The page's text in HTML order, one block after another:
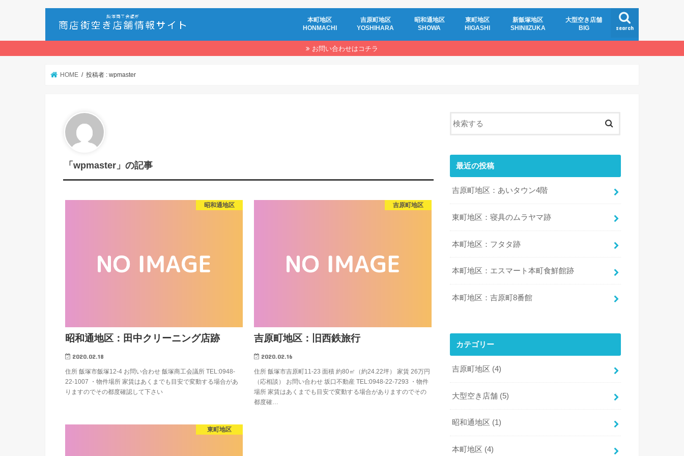
search
本町地区
HONMACHI
吉原町地区
YOSHIHARA
昭和通地区
SHOWA
東町地区
HIGASHI
新飯塚地区
SHINIIZUKA
大型空き店舗
BIG
お問い合わせはコチラ
HOME 投稿者 : wpmaster
「wpmaster」の記事
昭和通地区
昭和通地区：田中クリーニング店跡
2020.02.18
住所 飯塚市飯塚12-4 お問い合わせ 飯塚商工会議所 TEL:0948-
22-1007 ・物件場所 家賃はあくまでも目安で変動する場合があ
りますのでその都度確認して下さい
吉原町地区
吉原町地区：旧西鉄旅行
2020.02.16
住所 飯塚市吉原町11-23 面積 約80㎡（約24.22坪） 家賃 26万円
（応相談） お問い合わせ 坂口不動産 TEL:0948-22-7293 ・物件
場所 家賃はあくまでも目安で変動する場合がありますのでその
都度確…
東町地区
最近の投稿
吉原町地区：あいタウン4階
東町地区：寝具のムラヤマ跡
本町地区：フタタ跡
本町地区：エスマート本町食鮮館跡
本町地区：吉原町8番館
カテゴリー
吉原町地区 (4)
大型空き店舗 (5)
昭和通地区 (1)
本町地区 (4)